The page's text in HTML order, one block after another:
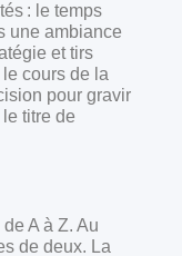
: le temps
une ambiance
et tirs
cours de la
pour gravir
titre de
A à Z. Au
de deux. La